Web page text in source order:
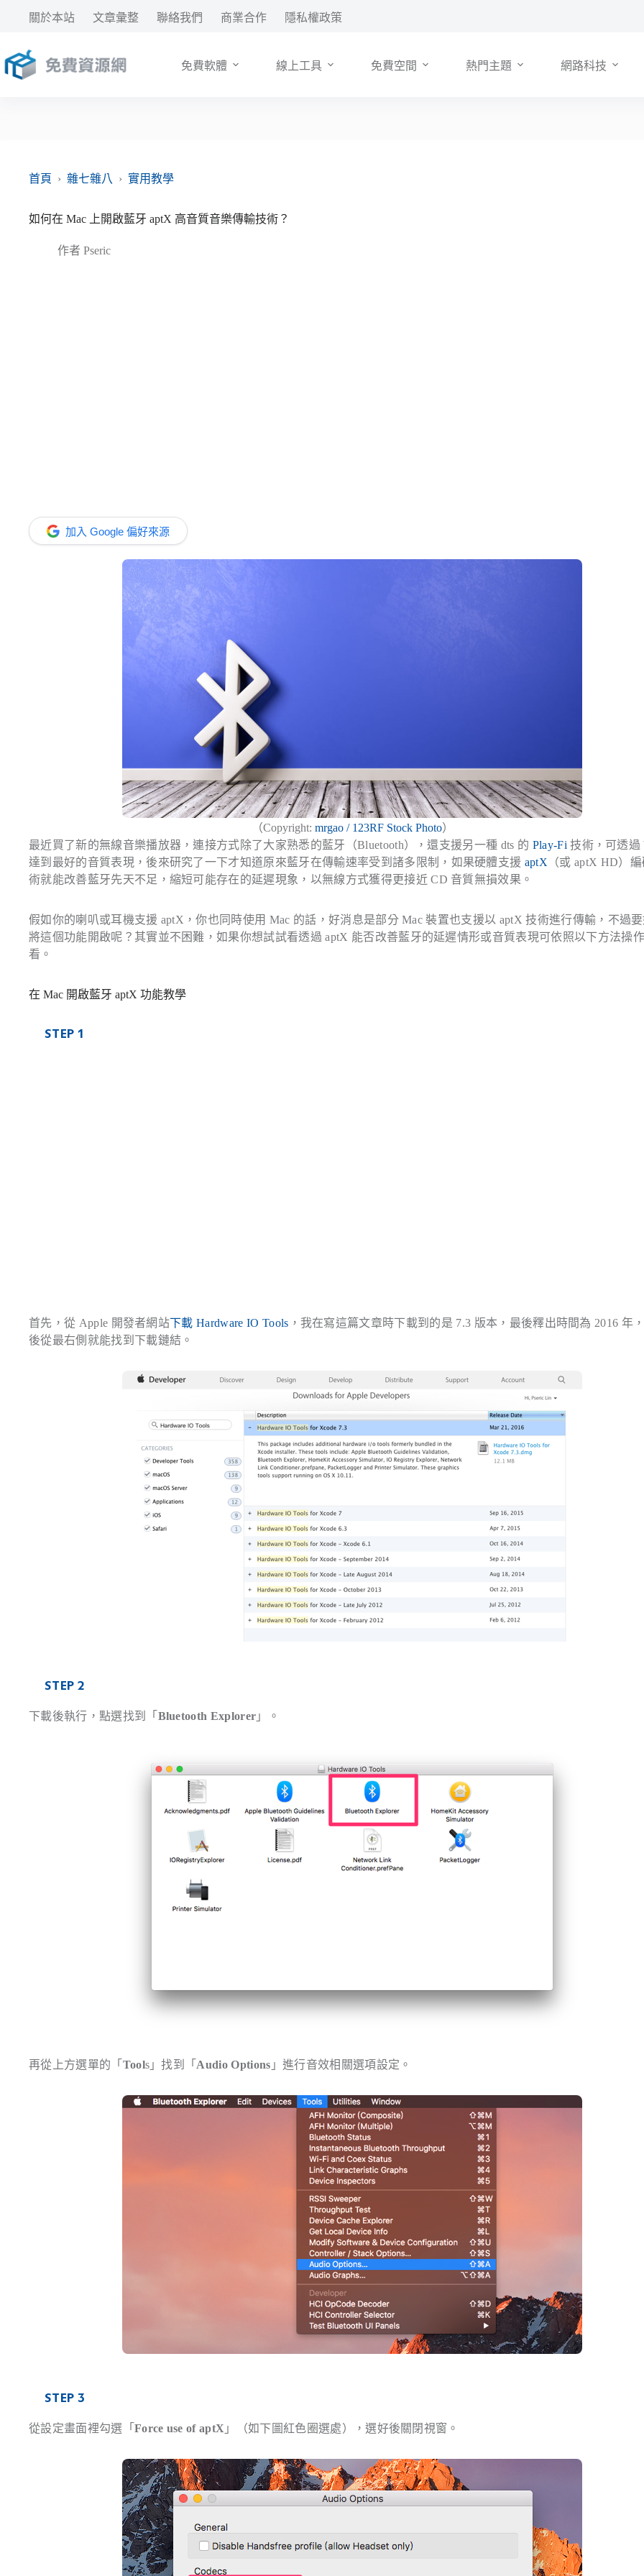
要
內
關於本站 文章彙整 聯絡我們 商業合作 隱私權政策
免費軟體 線上工具 免費空間 熱門主題 網路科技
首頁 › 雜七雜八 › 實用教學
如何在 Mac 上開啟藍牙 aptX 高音質音樂傳輸技術？
作者 Pseric
加入 Google 偏好來源
（Copyright: mrgao / 123RF Stock Photo）
最近買了新的無線音樂播放器，連接方式除了大家熟悉的藍牙（Bluetooth），還支援另一種 dts 的 Play-Fi 技術，可透過
達到最好的音質表現，後來研究了一下才知道原來藍牙在傳輸速率受到諸多限制，如果硬體支援 aptX （或 aptX HD）
術就能改善藍牙先天不足，縮短可能存在的延遲現象，以無線方式獲得更接近 CD 音質無損效果。
假如你的喇叭或耳機支援 aptX，你也同時使用 Mac 的話，好消息是部分 Mac 裝置也支援以 aptX 技術進行傳輸，不過
將這個功能開啟呢？其實並不困難，如果你想試試看透過 aptX 能否改善藍牙的延遲情形或音質表現可依照以下方法操
看。
在 Mac 開啟藍牙 aptX 功能教學
STEP 1
首先，從 Apple 開發者網站下載 Hardware IO Tools ，我在寫這篇文章時下載到的是 7.3 版本，最後釋出時間為 2016 年
後從最右側就能找到下載鏈結。
STEP 2
下載後執行，點選找到「 Bluetooth Explorer 」。
再從上方選單的「 Tools」找到「 Audio Options 」進行音效相關選項設定。
STEP 3
從設定畫面裡勾選「 Force use of aptX 」（如下圖紅色圈選處），選好後關閉視窗。